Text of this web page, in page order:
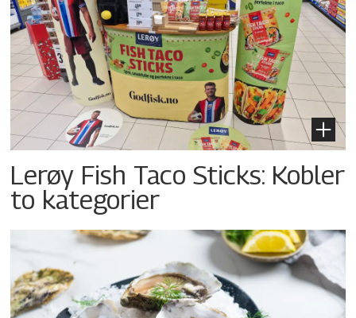
Lerøy Fish Taco Sticks: Kobler
to kategorier